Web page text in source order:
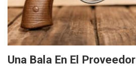
Una Bala En El Proveedor